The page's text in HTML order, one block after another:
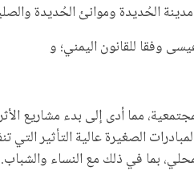
الحُديدة وموانئ الحُديدة
وفقا للقانون اليمني؛ و
الصغيرة عالية التأثير التي
بما في ذلك مع النساء والشباب.